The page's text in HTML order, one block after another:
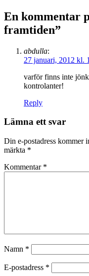
En kommentar
framtiden”
abdulla:
27 januari, 2012 kl.
varför finns inte
kontrolanter!
Reply
Lämna ett svar
Din e-postadress kommer
märkta *
Kommentar *
Namn *
E-postadress *